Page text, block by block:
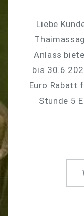
Liebe
Anlass
bis
Euro Rabatt
Stunde 5